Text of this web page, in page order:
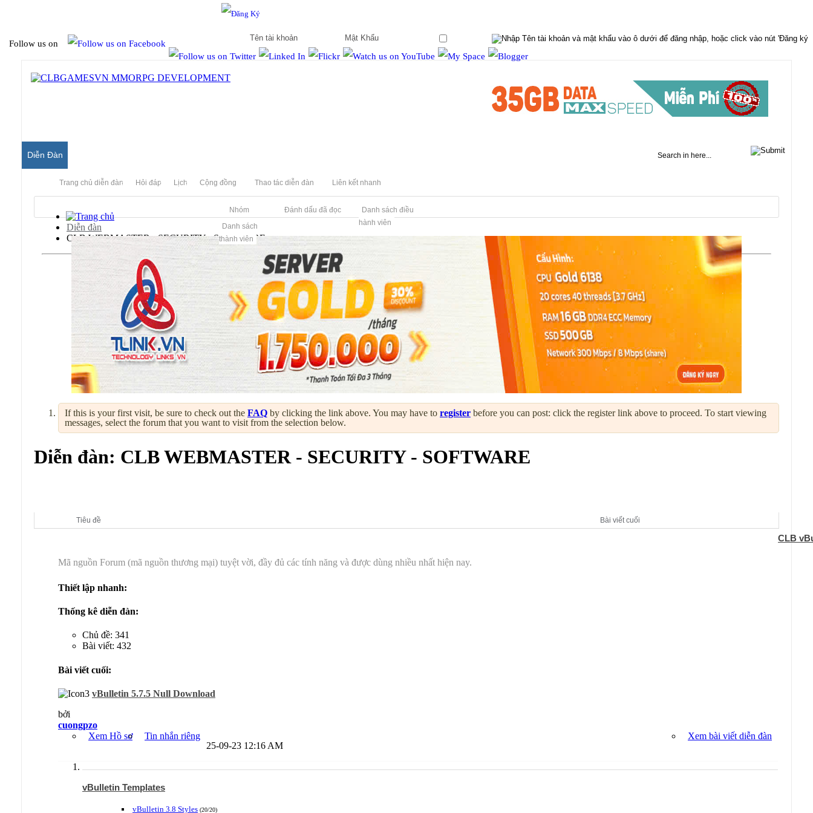
Follow us on
Diễn Đàn
Trang chủ diễn đàn Hỏi đáp Lịch Cộng đồng
Nhóm
Danh sách
thành viên
Thao tác diễn đàn
Đánh dấu đã đọc
Liên kết nhanh
Danh sách điều
hành viên
Diễn đàn
CLB WEBMASTER - SECURITY - SOFTWARE
If this is your first visit, be sure to check out the FAQ by clicking the link above. You may have to register before you can post: click the register link above to proceed. To start viewing
messages, select the forum that you want to visit from the selection below.
Diễn đàn: CLB WEBMASTER - SECURITY - SOFTWARE
Tiêu đề Bài viết cuối
CLB
Mã nguồn Forum (mã nguồn thương mại) tuyệt vời, đầy đủ các tính năng và được dùng nhiều nhất hiện nay.
Thiết lập nhanh:
Thống kê diễn đàn:
Chủ đề: 341
Bài viết: 432
Bài viết cuối:
vBulletin 5.7.5 Null Download
bởi
cuongpzo
Xem Hồ sơ
Xem bài viết diễn đàn
Tin nhắn riêng
25-09-23 12:16 AM
vBulletin Templates
vBulletin 3.8 Styles (20/20)